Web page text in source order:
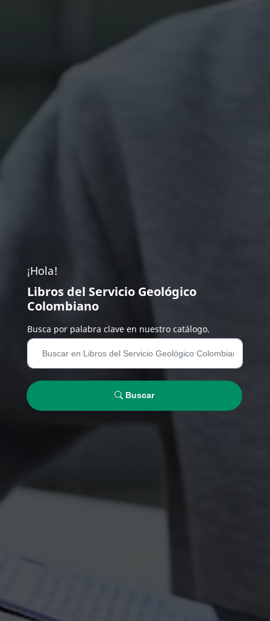
¡Hola!
Libros del Servicio Geológico
Colombiano
Busca por palabra clave en nuestro catálogo.
Buscar